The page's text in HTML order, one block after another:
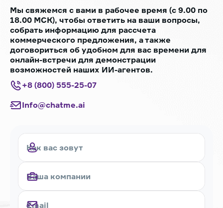
Мы свяжемся с вами в рабочее время (с 9.00 по
18.00 МСК), чтобы ответить на ваши вопросы,
собрать информацию для рассчета
коммерческого предложения, а также
договориться об удобном для вас времени для
онлайн-встречи для демонстрации
возможностей наших ИИ-агентов.
+8 (800) 555-25-07
Info@chatme.ai